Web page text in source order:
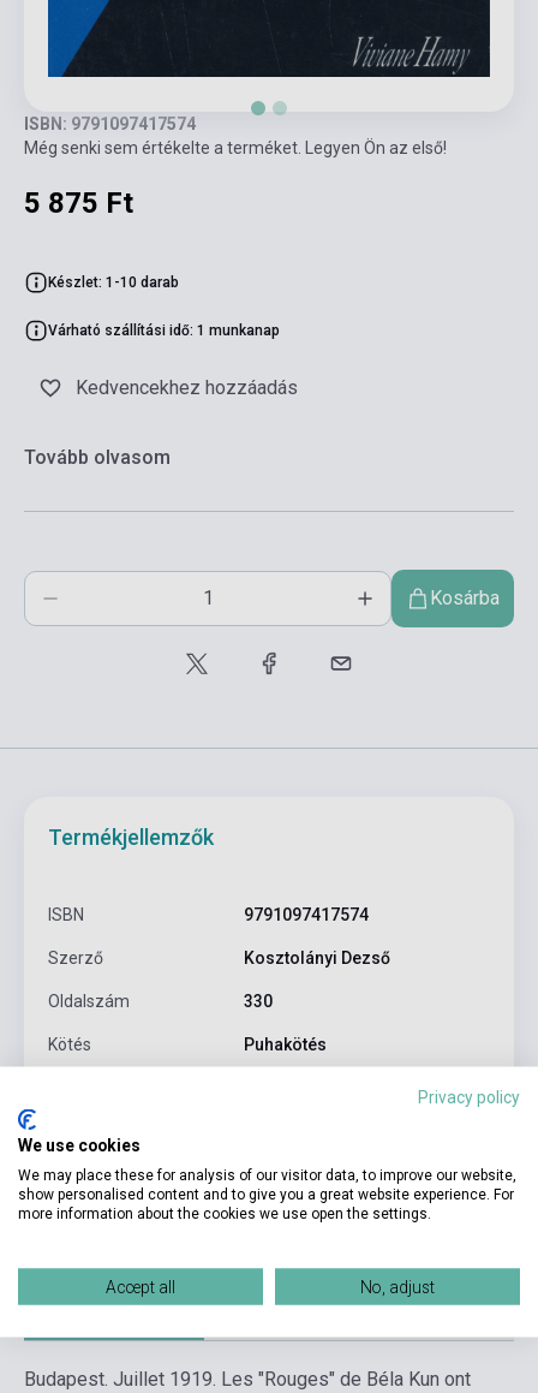
ISBN: 9791097417574
Még senki sem értékelte a terméket. Legyen Ön az első!
5 875 Ft
Készlet: 1-10 darab
Várható szállítási idő: 1 munkanap
Kedvencekhez hozzáadás
Tovább olvasom
Kosárba
Termékjellemzők
ISBN 9791097417574
Szerző Kosztolányi Dezső
Oldalszám 330
Kötés Puhakötés
Formátum Könyv
Nyelv Francia
Részletes leírás Kapcsolódó linkek Vélemények
Budapest. Juillet 1919. Les "Rouges" de Béla Kun ont
Privacy policy
We use cookies
We may place these for analysis of our visitor data, to improve our website,
show personalised content and to give you a great website experience. For
more information about the cookies we use open the settings.
Accept all No, adjust